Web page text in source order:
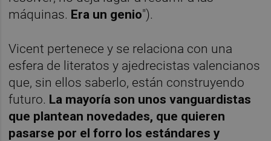
máquinas. Era un genio").
Vicent pertenece y se relaciona con una
esfera de literatos y ajedrecistas valencianos
que, sin ellos saberlo, están construyendo
futuro. La mayoría son unos vanguardistas
que plantean novedades, que quieren
pasarse por el forro los estándares y